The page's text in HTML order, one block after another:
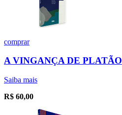
comprar
A VINGANÇA DE PLATÃO
Saiba mais
R$ 60,00